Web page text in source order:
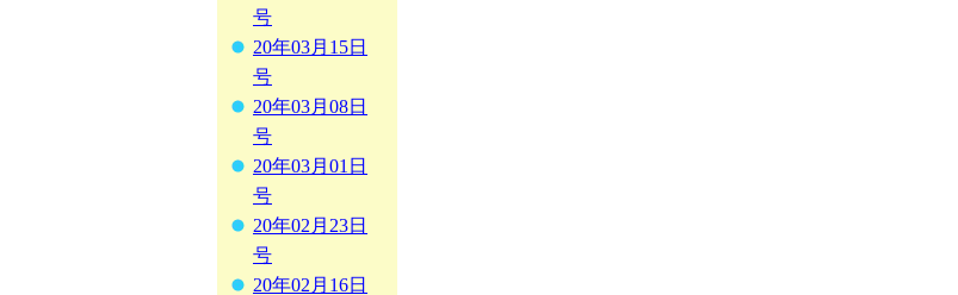
号
20年03月15日
号
20年03月08日
号
20年03月01日
号
20年02月23日
号
20年02月16日